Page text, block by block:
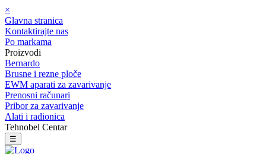
×
Glavna stranica
Kontaktirajte nas
Po markama
Proizvodi
Bernardo
Brusne i rezne ploče
EWM aparati za zavarivanje
Prenosni računari
Pribor za zavarivanje
Alati i radionica
Tehnobel Centar
☰